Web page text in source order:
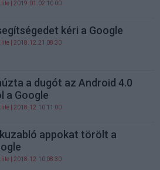
| 2019.01.02 10:00
kéri a Google
| 2018.12.21 08:30
a dugót az Android 4.0
a Google
| 2018.12.10 11:00
appokat törölt a
| 2018.12.10 08:30